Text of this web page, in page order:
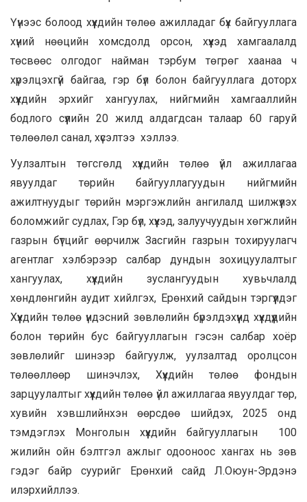
Үүнээс болоод хүүхдийн төлөө ажилладаг бүх байгууллага
хүний нөөцийн хомсдолд орсон, хүүхэд хамгаалалд
төсвөөс олгодог найман тэрбум төгрөг хаанаа ч
хүрэлцэхгүй байгаа, гэр бүл болон байгууллага доторх
хүүхдийн эрхийг хангуулах, нийгмийн хамгааллийн
бодлого сүүлийн 20 жилд алдагдсан талаар 60 гаруй
төлөөлөл санал, хүсэлтээ хэллээ.
Уулзалтын төгсгөлд хүүхдийн төлөө үйл ажиллагаа
явуулдаг төрийн байгууллагуудын нийгмийн
ажилтнуудыг төрийн мэргэжлийн ангилалд шилжүүлэх
боломжийг судлах, Гэр бүл, хүүхэд, залуучуудын хөгжлийн
газрын бүтцийг өөрчилж Засгийн газрын тохируулагч
агентлаг хэлбэрээр салбар дундын зохицуулалтыг
хангуулах, хүүхдийн зуслангуудын хувьчлалд
хөндлөнгийн аудит хийлгэх, Ерөнхий сайдын тэргүүлдэг
Хүүхдийн төлөө үндэсний зөвлөлийн бүрэлдэхүүнд хүүхдүүдийн
болон төрийн бус байгууллагын гэсэн салбар хоёр
зөвлөлийг шинээр байгуулж, уулзалтад оролцсон
төлөөллөөр шинэчлэх, Хүүхдийн төлөө фондын
зарцуулалтыг хүүхдийн төлөө үйл ажиллагаа явуулдаг төр,
хувийн хэвшлийнхэн өөрсдөө шийдэх, 2025 онд
тэмдэглэх Монголын хүүхдийн байгууллагын 100
жилийн ойн бэлтгэл ажлыг одооноос хангах нь зөв
гэдэг байр суурийг Ерөнхий сайд Л.Оюун-Эрдэнэ
илэрхийллээ.